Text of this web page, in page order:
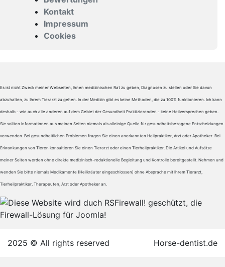
Kontakt
Impressum
Cookies
Es ist nicht Zweck meiner Webseiten, Ihnen medizinischen Rat zu geben, Diagnosen zu stellen oder Sie davon
abzuhalten, zu Ihrem Tierarzt zu gehen. In der Medizin gibt es keine Methoden, die zu 100% funktionieren. Ich kann
deshalb - wie auch alle anderen auf dem Gebiet der Gesundheit Praktizierenden - keine Heilversprechen geben.
Sie sollten Informationen aus meinen Seiten niemals als alleinige Quelle für gesundheitsbezogene Entscheidungen
verwenden. Bei gesundheitlichen Problemen fragen Sie einen anerkannten Heilpraktiker, Arzt oder Apotheker. Bei
Erkrankungen von Tieren konsultieren Sie einen Tierarzt oder einen Tierheilpraktiker. Die Artikel und Aufsätze
meiner Seiten werden ohne direkte medizinisch-redaktionelle Begleitung und Kontrolle bereitgestellt. Nehmen und
wenden Sie bitte niemals Medikamente (Heilkräuter eingeschlossen) ohne Absprache mit Ihrem Tierarzt,
Tierheilpraktiker, Therapeuten, Arzt oder Apotheker an.
2025 © All rights reserved Horse-dentist.de